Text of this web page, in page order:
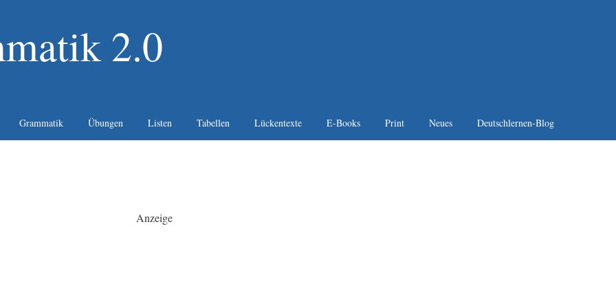
2.0
Grammatik Übungen Listen Tabellen Lückentexte E-Books Print Neues Deutschlernen-Blog
Anzeige